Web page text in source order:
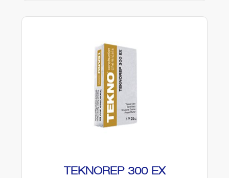
TEKNOREP 300 EX